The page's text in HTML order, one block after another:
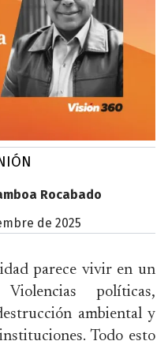
Rocabado
de 2025
parece vivir en un
políticas,
ambiental y
Todo esto